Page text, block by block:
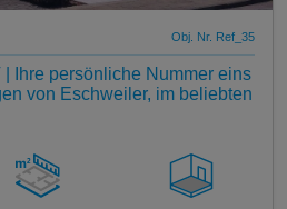
Obj. Nr. Ref_35
Ihre persönliche Nummer eins
von Eschweiler, im beliebten